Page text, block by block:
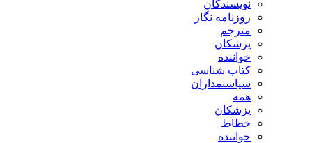
نویسندگان
روزنامه نگار
مترجم
پزشکان
خواننده
کتاب شناسی
سیاستمداران
همه
پزشکان
خطاط
خواننده